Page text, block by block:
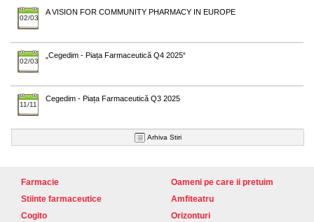
02/03
A VISION FOR COMMUNITY PHARMACY IN EUROPE
02/03
„Cegedim - Piața Farmaceutică Q4 2025“
11/11
Cegedim - Piața Farmaceutică Q3 2025
Arhiva Stiri
Farmacie
Stiinte farmaceutice
Cogito
Oameni pe care ii pretuim
Amfiteatru
Orizonturi